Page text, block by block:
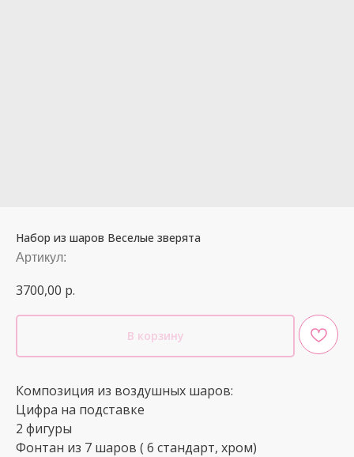
Набор из шаров Веселые зверята
Артикул:
3700,00 р.
В корзину
Композиция из воздушных шаров:
Цифра на подставке
2 фигуры
Фонтан из 7 шаров ( 6 стандарт, хром)